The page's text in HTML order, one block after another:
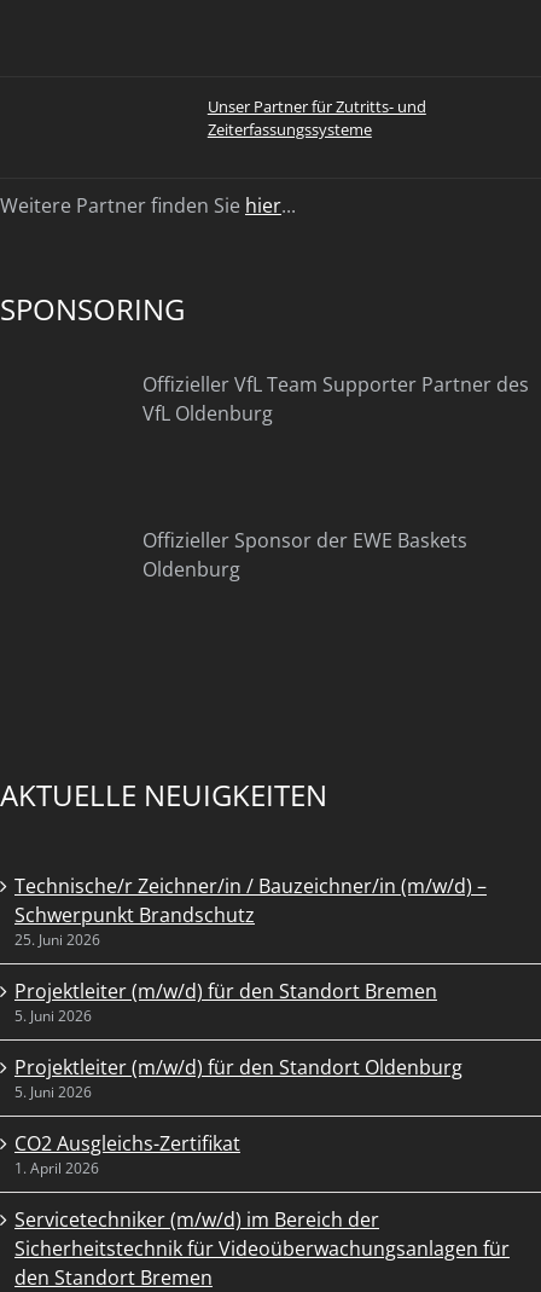
Unser Partner für Zutritts- und
Zeiterfassungssysteme
Weitere Partner finden Sie hier...
SPONSORING
Offizieller VfL Team Supporter Partner des
VfL Oldenburg
Offizieller Sponsor der EWE Baskets
Oldenburg
AKTUELLE NEUIGKEITEN
Technische/r Zeichner/in / Bauzeichner/in (m/w/d) –
Schwerpunkt Brandschutz
25. Juni 2026
Projektleiter (m/w/d) für den Standort Bremen
5. Juni 2026
Projektleiter (m/w/d) für den Standort Oldenburg
5. Juni 2026
CO2 Ausgleichs-Zertifikat
1. April 2026
Servicetechniker (m/w/d) im Bereich der
Sicherheitstechnik für Videoüberwachungsanlagen für
den Standort Bremen